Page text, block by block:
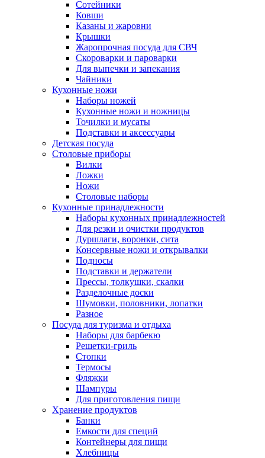
Сотейники
Ковши
Казаны и жаровни
Крышки
Жаропрочная посуда для СВЧ
Скороварки и пароварки
Для выпечки и запекания
Чайники
Кухонные ножи
Наборы ножей
Кухонные ножи и ножницы
Точилки и мусаты
Подставки и аксессуары
Детская посуда
Столовые приборы
Вилки
Ложки
Ножи
Столовые наборы
Кухонные принадлежности
Наборы кухонных принадлежностей
Для резки и очистки продуктов
Дуршлаги, воронки, сита
Консервные ножи и открывалки
Подносы
Подставки и держатели
Прессы, толкушки, скалки
Разделочные доски
Шумовки, половники, лопатки
Разное
Посуда для туризма и отдыха
Наборы для барбекю
Решетки-гриль
Стопки
Термосы
Фляжки
Шампуры
Для приготовления пищи
Хранение продуктов
Банки
Емкости для специй
Контейнеры для пищи
Хлебницы